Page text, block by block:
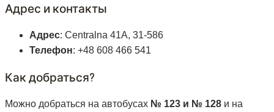
Адрес и контакты
Адрес: Centralna 41A, 31-586
Телефон: +48 608 466 541
Как добраться?
Можно добраться на автобусах № 123 и № 128 и на